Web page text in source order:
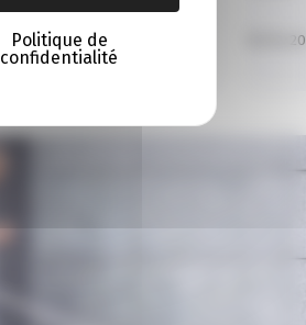
18 Fév
Politique de
confidentialité